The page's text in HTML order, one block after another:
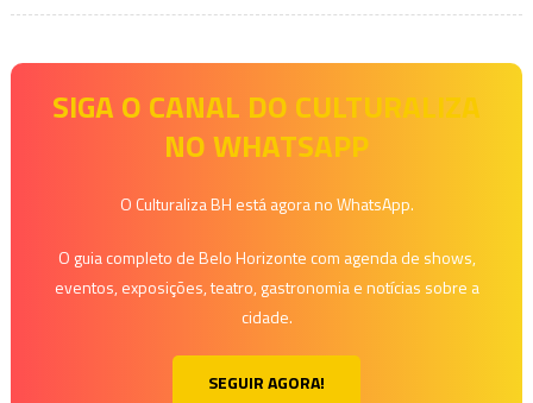
Festival
–
Música
Pra
2018
SIGA O CANAL DO CULTURALIZA
NO WHATSAPP
O Culturaliza BH está agora no WhatsApp.
O guia completo de Belo Horizonte com agenda de shows,
eventos, exposições, teatro, gastronomia e notícias sobre a
cidade.
SEGUIR AGORA!